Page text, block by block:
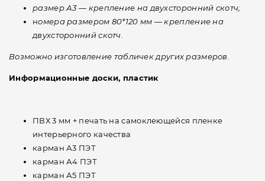
размер А3— крепление на двухсторонний скотч;
номера размером 80*120 мм —крепление на
двухсторонний скотч.
Возможно изготовление табличек других размеров.
Информационные доски, пластик
ПВХ 3 мм + печать на самоклеющейся пленке
интерьерного качества
карман А3 ПЭТ
карман А4 ПЭТ
карман А5 ПЭТ